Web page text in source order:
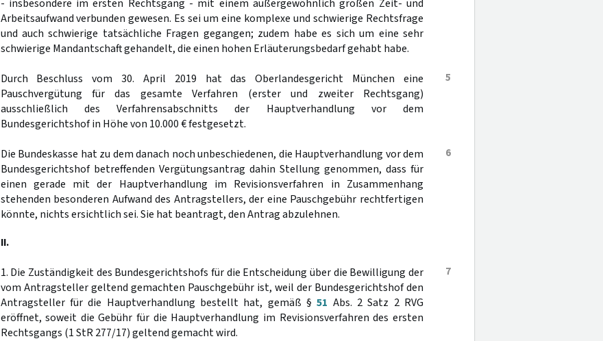
- insbesondere im ersten Rechtsgang - mit einem außergewöhnlich großen Zeit- und
Arbeitsaufwand verbunden gewesen. Es sei um eine komplexe und schwierige Rechtsfrage
und auch schwierige tatsächliche Fragen gegangen; zudem habe es sich um eine sehr
schwierige Mandantschaft gehandelt, die einen hohen Erläuterungsbedarf gehabt habe.
5
Durch Beschluss vom 30. April 2019 hat das Oberlandesgericht München eine
Pauschvergütung für das gesamte Verfahren (erster und zweiter Rechtsgang)
ausschließlich des Verfahrensabschnitts der Hauptverhandlung vor dem
Bundesgerichtshof in Höhe von 10.000 € festgesetzt.
6
Die Bundeskasse hat zu dem danach noch unbeschiedenen, die Hauptverhandlung vor dem
Bundesgerichtshof betreffenden Vergütungsantrag dahin Stellung genommen, dass für
einen gerade mit der Hauptverhandlung im Revisionsverfahren in Zusammenhang
stehenden besonderen Aufwand des Antragstellers, der eine Pauschgebühr rechtfertigen
könnte, nichts ersichtlich sei. Sie hat beantragt, den Antrag abzulehnen.
II.
7
1. Die Zuständigkeit des Bundesgerichtshofs für die Entscheidung über die Bewilligung der
vom Antragsteller geltend gemachten Pauschgebühr ist, weil der Bundesgerichtshof den
Antragsteller für die Hauptverhandlung bestellt hat, gemäß §51 Abs. 2 Satz 2 RVG
eröffnet, soweit die Gebühr für die Hauptverhandlung im Revisionsverfahren des ersten
Rechtsgangs (1 StR 277/17) geltend gemacht wird.